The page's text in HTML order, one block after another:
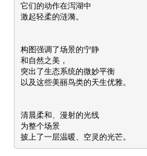
它们的动作在泻湖中
激起轻柔的涟漪。
构图强调了场景的宁静
和自然之美，
突出了生态系统的微妙平衡
以及这些美丽鸟类的天生优雅。
清晨柔和、漫射的光线
为整个场景
披上了一层温暖、空灵的光芒。